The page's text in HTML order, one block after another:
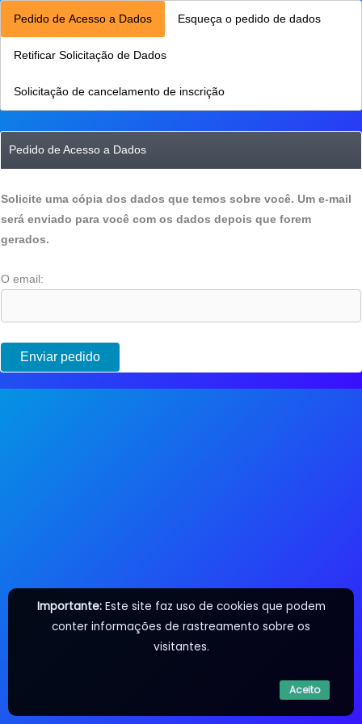
Pedido de Acesso a Dados Esqueça o pedido de dados
Retificar Solicitação de Dados
Solicitação de cancelamento de inscrição
Pedido de Acesso a Dados
Solicite uma cópia dos dados que temos sobre você. Um e-mail
será enviado para você com os dados depois que forem
gerados.
O email:
Enviar pedido
Importante:Este site faz uso de cookies que podem
conter informações de rastreamento sobre os
visitantes.
Aceito